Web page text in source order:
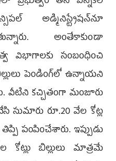
అడ్మినిస్ట్రేషన్‌నూ
అంతేకాకుండా
విభాగాలకు సంబంధించి
పెండింగ్‌లో ఉన్నాయని
వీటిని కచ్చితంగా మంజూరు
సుమారు రూ.20 వేల కోట్ల
పంపించేశారు. ఇప్పుడు
కోట్లు బిల్లులు మాత్రమే